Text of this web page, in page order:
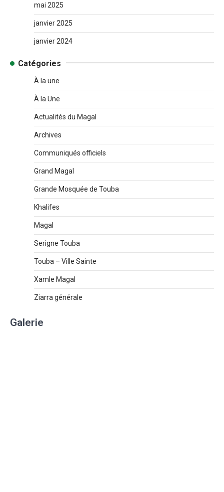
mai 2025
janvier 2025
janvier 2024
Catégories
À la une
À la Une
Actualités du Magal
Archives
Communiqués officiels
Grand Magal
Grande Mosquée de Touba
Khalifes
Magal
Serigne Touba
Touba – Ville Sainte
Xamle Magal
Ziarra générale
Galerie